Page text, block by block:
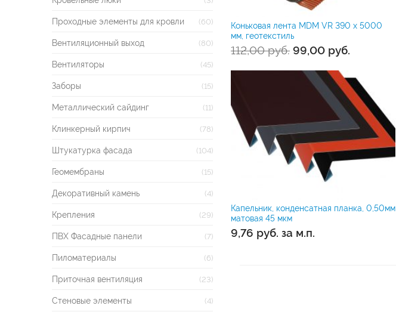
Коньковая лента MDM VR 390 х 5000
мм, геотекстиль
112,00руб. 99,00 руб.
Капельник, конденсатная планка, 0,50мм
матовая 45 мкм
9,76 руб. за м.п.
Проходные элементы для кровли (60)
Вентиляционный выход (80)
Вентиляторы (45)
Заборы (15)
Металлический сайдинг (11)
Клинкерный кирпич (78)
Штукатурка фасада (104)
Геомембраны (15)
Декоративный камень (4)
Крепления (29)
ПВХ Фасадные панели (7)
Пиломатериалы (6)
Приточная вентиляция (23)
Стеновые элементы (4)